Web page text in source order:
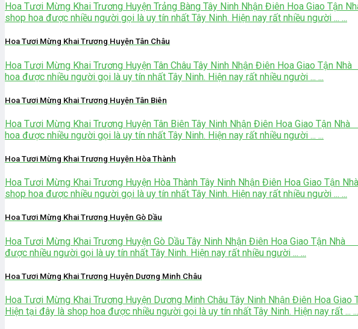
Hoa Tươi Mừng Khai Trương Huyện Trảng Bàng Tây Ninh Nhận Điên Hoa Giao
shop hoa được nhiều người gọi là uy tín nhất Tây Ninh. Hiện nay rất nhiều người ... ...
Hoa Tươi Mừng Khai Trương Huyện Tân Châu
Hoa Tươi Mừng Khai Trương Huyện Tân Châu Tây Ninh Nhận Điên Hoa Giao Tận
hoa được nhiều người gọi là uy tín nhất Tây Ninh. Hiện nay rất nhiều người ... ...
Hoa Tươi Mừng Khai Trương Huyện Tân Biên
Hoa Tươi Mừng Khai Trương Huyện Tân Biên Tây Ninh Nhận Điên Hoa Giao Tận
hoa được nhiều người gọi là uy tín nhất Tây Ninh. Hiện nay rất nhiều người ... ...
Hoa Tươi Mừng Khai Trương Huyện Hòa Thành
Hoa Tươi Mừng Khai Trương Huyện Hòa Thành Tây Ninh Nhận Điên Hoa Giao Tận
shop hoa được nhiều người gọi là uy tín nhất Tây Ninh. Hiện nay rất nhiều người ... ...
Hoa Tươi Mừng Khai Trương Huyện Gò Dầu
Hoa Tươi Mừng Khai Trương Huyện Gò Dầu Tây Ninh Nhận Điên Hoa Giao Tận
được nhiều người gọi là uy tín nhất Tây Ninh. Hiện nay rất nhiều người ... ...
Hoa Tươi Mừng Khai Trương Huyện Dương Minh Châu
Hoa Tươi Mừng Khai Trương Huyện Dương Minh Châu Tây Ninh Nhận Điên Hoa
Hiện tại đây là shop hoa được nhiều người gọi là uy tín nhất Tây Ninh. Hiện nay rất ... ...